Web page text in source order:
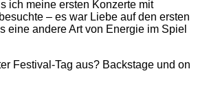
ich meine ersten Konzerte mit
– es war Liebe auf den ersten
eine andere Art von Energie im Spiel
Festival-Tag aus? Backstage und on